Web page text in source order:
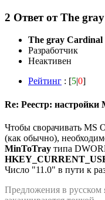
2 Ответ отThe
The gray Cardinal
Разработчик
Неактивен
Рейтинг : [5|0]
Re: Реестр: настройки
Чтобы сворачивать MS
(как обычно),
MinToTray типа
Число "11.0" в пути к
Предложения в русском